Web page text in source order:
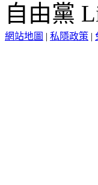
自由黨
網站地圖 | 私隱政策 |